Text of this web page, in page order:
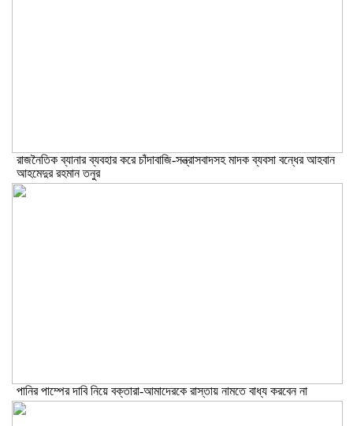
রাজনৈতিক ব্যানার ব্যবহার করে চাঁদাবাজি-সন্ত্রাসবাদসহ মাদক ব্যবসা বন্ধের আহবান
আহমেদুর রহমান তনুর
পানির পাম্পের দাবি নিয়ে বক্তারা-আমাদেরকে রাস্তায় নামতে বাধ্য করবেন না